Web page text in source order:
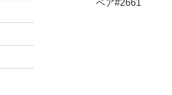
ペア#2661